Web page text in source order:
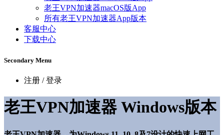
老王VPN加速器macOS版App
所有老王VPN加速器App版本
客服中心
下载中心
Secondary Menu
注册 / 登录
老王VPN加速器 Windows版本